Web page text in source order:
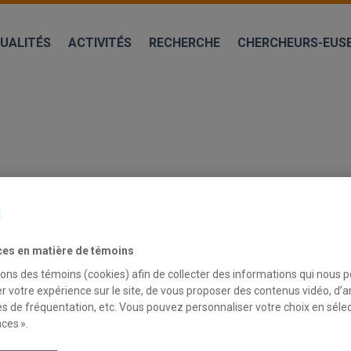
ACTIVITÉS RECHERCHE CHERCHEURS-
COOP ET ÉCONOMIE SOCIALE
en matière de témoins
des témoins (cookies) afin de collecter des informations qui nous
votre expérience sur le site, de vous proposer des contenus vidéo,
de fréquentation, etc. Vous pouvez personnaliser votre choix en
».